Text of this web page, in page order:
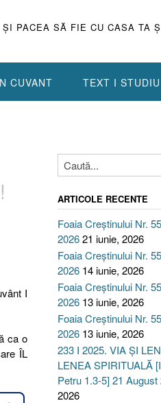
PACEA SĂ FIE CU CASA TA
CUVANT TEXT I
I
ca o
ÎL
ARTICOLE RECENTE
Foaia Creștinului Nr.
202621 iunie, 2026
Foaia Creștinului Nr.
2026 14 iunie, 2026
Foaia Creștinului Nr.
2026 13 iunie, 2026
Foaia Creștinului Nr.
2026 13 iunie, 2026
233 I 2025. VIA ȘI
LENEA SPIRITUALĂ
Petru 1.3-5] 21 August
2026